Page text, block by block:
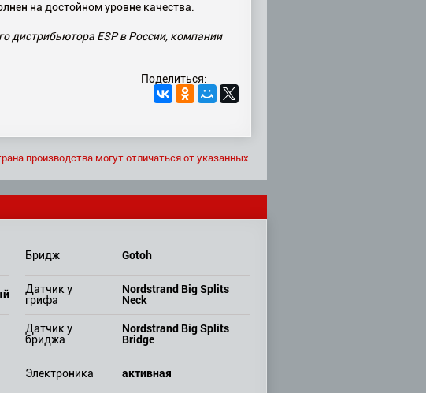
на достойном уровне качества.
дистрибьютора ESP в России, компании
Поделиться:
производства могут отличаться от указанных.
Бридж Gotoh
Датчик у
грифа
Nordstrand Big Splits
Neck
Датчик у
бриджа
Nordstrand Big Splits
Bridge
Электроника активная